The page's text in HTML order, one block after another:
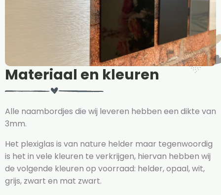
Materiaal en kleuren
Alle naambordjes die wij leveren hebben een dikte van
3mm.
Het plexiglas is van nature helder maar tegenwoordig
is het in vele kleuren te verkrijgen, hiervan hebben wij
de volgende kleuren op voorraad: helder, opaal, wit,
grijs, zwart en mat zwart.